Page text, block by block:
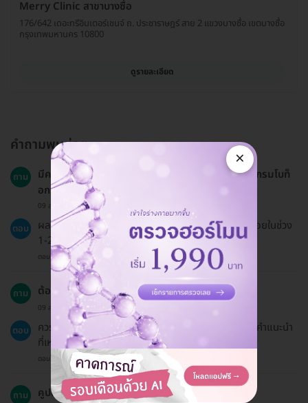
Merry Clinic สาขาบางซื่อ
176/642 เดอะทรีอินเตอร์เชนจ์ ถ. ประชาราษฎร์ สาย 2 แขวงบางซื่อ เขตบางซื่อ
กรุงเทพมหานคร 10800
ดูรายละเอียด
คำถามพบบ่อย
ถาม
มีความเสี่ยงหรือผลข้างเคียงอะไรบ้างจากการทำโปรแกรมโบท็
อกซ์?
09 ส.ค. 2024
ตอบ
ผลข้างเคียงที่พบได้บ่อยคืออาการบวมแดงหรือช้ำเล็กน้อยในช่วง
1-2 วันแรกหลังฉีด
ตอบโดยทีมงาน HD
ถาม ต้องทำการปรึกษาแพทย์ก่อนเข้ารับบริการหรือไม่?
09 ส.ค. 2024
ตอบ
ควรทำการปรึกษาแพทย์ก่อนเพื่อประเมินสภาพผิวและให้คำแนะนำ
ที่เหมาะสม
ตอบโดยทีมงาน HD
ถาม คูปองมีอายุการใช้งานนานเท่าไหร่?
×